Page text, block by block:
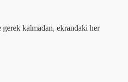
kalmadan, ekrandaki her